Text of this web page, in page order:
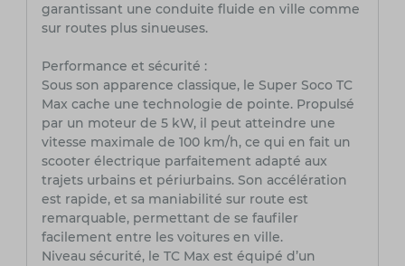
garantissant une conduite fluide en ville comme
sur routes plus sinueuses.
Performance et sécurité :
Sous son apparence classique, le Super Soco TC
Max cache une technologie de pointe. Propulsé
par un moteur de 5 kW, il peut atteindre une
vitesse maximale de 100 km/h, ce qui en fait un
scooter électrique parfaitement adapté aux
trajets urbains et périurbains. Son accélération
est rapide, et sa maniabilité sur route est
remarquable, permettant de se faufiler
facilement entre les voitures en ville.
Niveau sécurité, le TC Max est équipé d’un